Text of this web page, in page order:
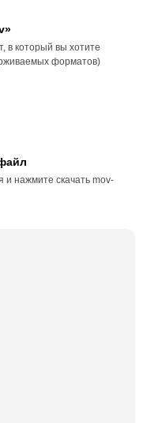
в который вы хотите
форматов)
и нажмите скачать mov-